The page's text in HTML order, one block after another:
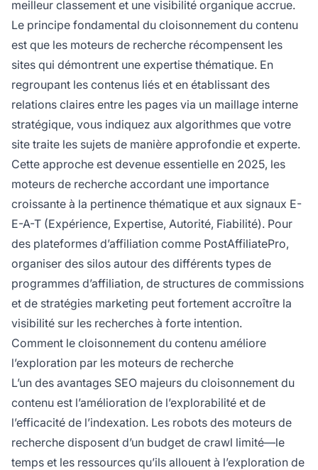
meilleur classement et une visibilité organique accrue.
Le principe fondamental du cloisonnement du contenu
est que les moteurs de recherche récompensent les
sites qui démontrent une expertise thématique. En
regroupant les contenus liés et en établissant des
relations claires entre les pages via un maillage interne
stratégique, vous indiquez aux algorithmes que votre
site traite les sujets de manière approfondie et experte.
Cette approche est devenue essentielle en 2025, les
moteurs de recherche accordant une importance
croissante à la pertinence thématique et aux signaux E-
E-A-T (Expérience, Expertise, Autorité, Fiabilité). Pour
des plateformes d’affiliation comme PostAffiliatePro,
organiser des silos autour des différents types de
programmes d’affiliation, de structures de commissions
et de stratégies marketing peut fortement accroître la
visibilité sur les recherches à forte intention.
Comment le cloisonnement du contenu améliore
l’exploration par les moteurs de recherche
L’un des avantages SEO majeurs du cloisonnement du
contenu est l’amélioration de l’explorabilité et de
l’efficacité de l’indexation. Les robots des moteurs de
recherche disposent d’un budget de crawl limité—le
temps et les ressources qu’ils allouent à l’exploration de